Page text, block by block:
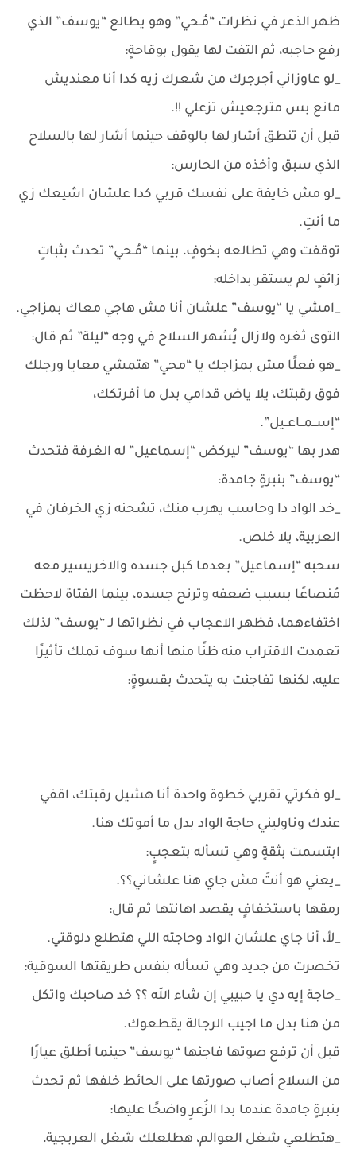
ظهر الذعر في نظرات “مُـحي” وهو يطالع “يوسف” الذي
رفع حاجبه، ثم التفت لها يقول بوقاحةٍ:
_لو عاوزاني أجرجرك من شعرك زيه كدا أنا معنديش
مانع بس مترجعيش تزعلي !!.
قبل أن تنطق أشار لها بالوقف حينما أشار لها بالسلاح
الذي سبق وأخذه من الحارس:
_لو مش خايفة على نفسك قربي كدا علشان اشيعك زي
ما أنتِ.
توقفت وهي تطالعه بخوفٍ، بينما “مُـحي” تحدث بثباتٍ
زائفٍ لم يستقر بداخله:
_امشي يا “يوسف” علشان أنا مش هاجي معاك بمزاجي.
التوى ثغره ولازال يُشهر السلاح في وجه “ليلة” ثم قال:
_هو فعلًا مش بمزاجك يا “محي” هتمشي معايا ورجلك
فوق رقبتك، يلا ياض قدامي بدل ما أفرتكك،
“إســمــاعــيل”.
هدر بها “يوسف” ليركض “إسماعيل” له الغرفة فتحدث
“يوسف” بنبرةٍ جامدة:
_خد الواد دا وحاسب يهرب منك، تشحنه زي الخرفان في
العربية، يلا خلص.
سحبه “إسماعيل” بعدما كبل جسده والاخريسير معه
مُنصاعًا بسبب ضعفه وترنح جسده، بينما الفتاة لاحظت
اختفاءهما، فظهر الاعجاب في نظراتها لـ “يوسف” لذلك
تعمدت الاقتراب منه ظنًا منها أنها سوف تملك تأثيرًا
عليه، لكنها تفاجئت به يتحدث بقسوةٍ:
_لو فكرتي تقربي خطوة واحدة أنا هشيل رقبتك، اقفي
عندك وناوليني حاجة الواد بدل ما أموتك هنا.
ابتسمت بثقةٍ وهي تسأله بتعجبٍ:
_يعني هو أنتَ مش جاي هنا علشاني؟؟.
رمقها باستخفافٍ يقصد اهانتها ثم قال:
_لأ، أنا جاي علشان الواد وحاجته اللي هتطلع دلوقتي.
تخصرت من جديد وهي تسأله بنفس طريقتها السوقية:
_حاجة إيه دي يا حبيبي إن شاء الله ؟؟ خد صاحبك واتكل
من هنا بدل ما اجيب الرجالة يقطعوك.
قبل أن ترفع صوتها فاجئها “يوسف” حينما أطلق عيارًا
من السلاح أصاب صورتها على الحائط خلفها ثم تحدث
بنبرةٍ جامدة عندما بدا الزُعرِ واضحًا عليها:
_هتطلعي شغل العوالم، هطلعلك شغل العربجية،